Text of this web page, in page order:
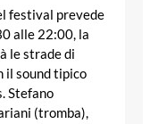
festival prevede
alle 22:00, la
le strade di
il sound tipico
Stefano
(tromba),